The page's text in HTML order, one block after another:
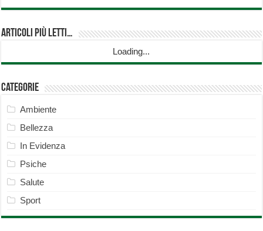
Articoli più Letti…
Loading...
Categorie
Ambiente
Bellezza
In Evidenza
Psiche
Salute
Sport